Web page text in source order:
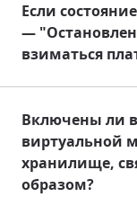
Если
—
взиматься
Включены ли
виртуальной
хранилище,
образом?